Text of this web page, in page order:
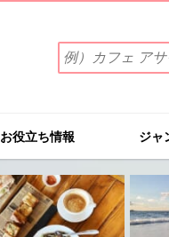
索
ワ
を
入
力
(例）
カ
お役立ち情報 ジャ